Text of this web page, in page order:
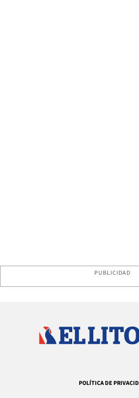
PUBLICIDAD
POLÍTICA DE